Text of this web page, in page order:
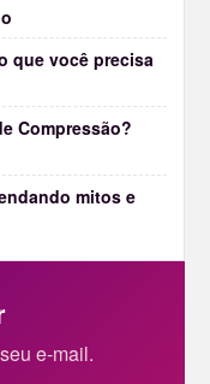
que você precisa
Compressão?
mitos e
e-mail.